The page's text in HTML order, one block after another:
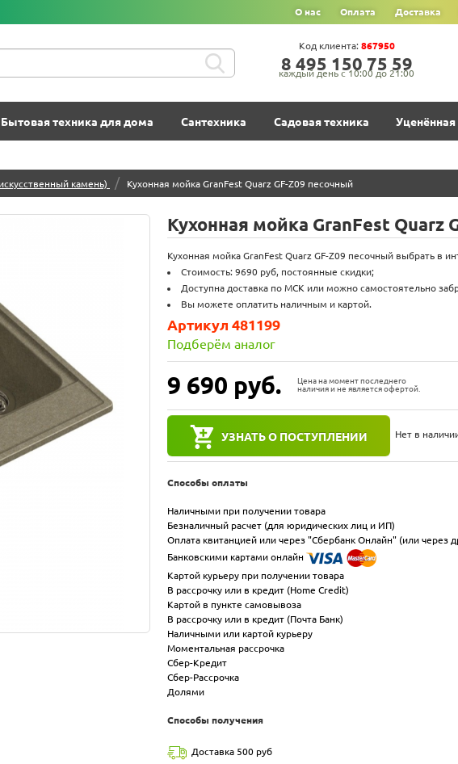
О нас Оплата Доставка
8‍ 4‍9‍5‍ 1‍5‍0‍ 7‍5‍ 5‍9‍
каждый день с 10:00 до 21:00
Код клиента: 867950
Бытовая техника для дома Сантехника Садовая техника Уценённая
камень) / Кухонная мойка GranFest Quarz GF-Z09 песочный
Кухонная мойка GranFest Quarz
Кухонная мойка GranFest Quarz GF-Z09 песочный выбрать в
Стоимость: 9690 руб, постоянные скидки;
Доступна доставка по МСК или можно самостоятельно
Вы можете оплатить наличным и картой.
9 690 руб.
Цена на момент последнего
наличия и не является офертой.
УЗНАТЬ О ПОСТУПЛЕНИИ Нет в
Артикул 481199
Подберём аналог
Способы оплаты
Наличными при получении товара
Безналичный расчет (для юридических лиц и ИП)
Оплата квитанцией или через "Сбербанк Онлайн" (или через
Банковскими картами онлайн
Картой курьеру при получении товара
В рассрочку или в кредит (Home Credit)
Картой в пункте самовывоза
В рассрочку или в кредит (Почта Банк)
Наличными или картой курьеру
Моментальная рассрочка
Сбер-Кредит
Сбер-Рассрочка
Долями
Способы получения
Доставка 500 руб